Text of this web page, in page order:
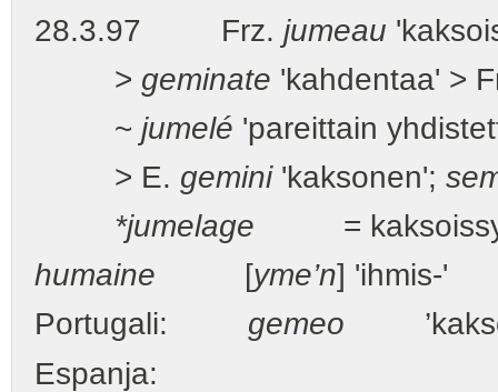
28.3.97 Frz. jumeau
> geminate 'kahdentaa' >
~ jumelé 'pareittain
> E. gemini'kaksonen';
*jumelage =
humaine [yme’n] 'ihmis-'
Portugali: gemeo
Espanja: